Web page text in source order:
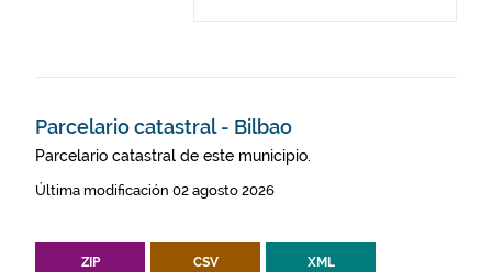
Parcelario catastral - Bilbao
Parcelario catastral de este municipio.
Última modificación 02 agosto 2026
ZIP CSV XML